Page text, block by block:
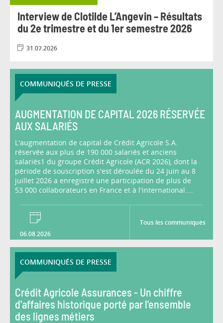
Interview de Clotilde L’Angevin – Résultats
du 2e trimestre et du 1er semestre 2026
31.07.2026
COMMUNIQUÉS DE PRESSE
AUGMENTATION DE CAPITAL 2026 RÉSERVÉE
AUX SALARIÉS
L'augmentation de capital de Crédit Agricole S.A.
réservée aux plus de 190 000 salariés et anciens
salariés1 du groupe Crédit Agricole (ACR 2026), dont la
période de souscription s'est déroulée du 24 juin au 8
juillet 2026 a enregistré une participation de plus de
53 000 collaborateurs en France et à l'international....
06.08.2026
Tous les communiqués
COMMUNIQUÉS DE PRESSE
Crédit Agricole Assurances - Un chiffre
d'affaires historique porté par l'ensemble
des lignes métiers